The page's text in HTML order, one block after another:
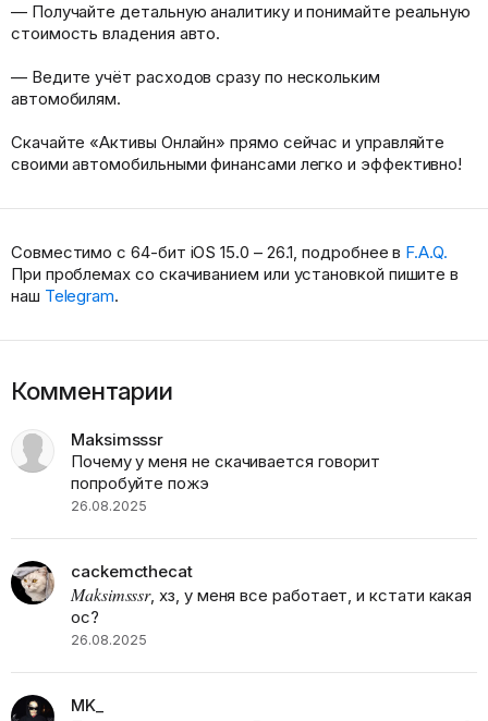
— Получайте детальную аналитику и понимайте реальную
стоимость владения авто.
— Ведите учёт расходов сразу по нескольким
автомобилям.
Скачайте «Активы Онлайн» прямо сейчас и управляйте
своими автомобильными финансами легко и эффективно!
Совместимо с 64-бит iOS 15.0 – 26.1, подробнее в F.A.Q.
При проблемах со скачиванием или установкой пишите в
наш Telegram.
Комментарии
Maksimsssr
Почему у меня не скачивается говорит
попробуйте пожэ
26.08.2025
cackemcthecat
Maksimsssr, хз, у меня все работает, и кстати какая
ос?
26.08.2025
MK_